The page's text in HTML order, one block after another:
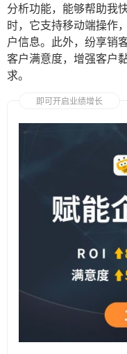
分析功能，能够帮助我
时，它支持移动端操作
户信息。此外，纷享销
客户满意度，增强客户
求。
即可开启业绩增长